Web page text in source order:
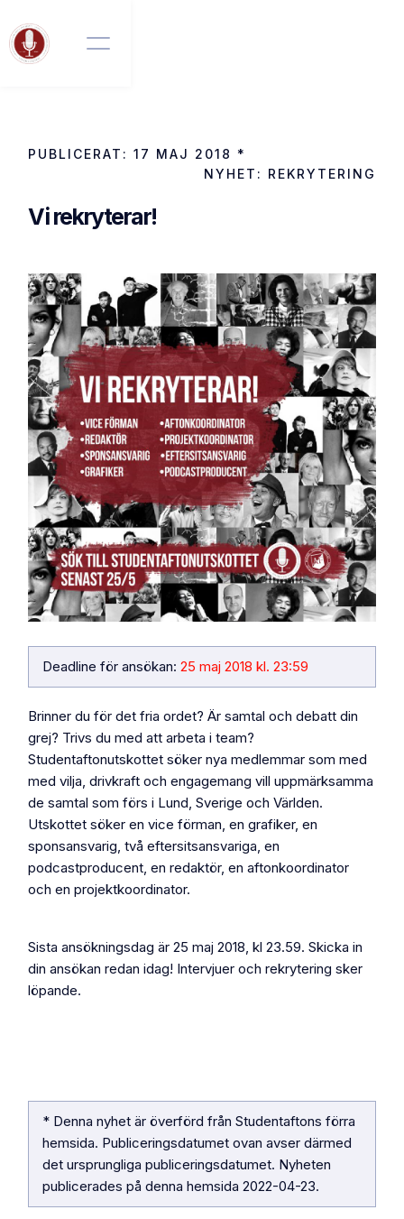
PUBLICERAT:17 MAJ 2018 *
NYHET: REKRYTERING
Vi rekryterar!
Deadline för ansökan:25 maj 2018 kl.23:59
Brinner du för det fria ordet? Är samtal och debatt din
grej? Trivs du med att arbeta i team?
Studentaftonutskottet söker nya medlemmar som med
med vilja, drivkraft och engagemang vill uppmärksamma
de samtal som förs i Lund, Sverige och Världen.
Utskottet söker en vice förman, en grafiker, en
sponsansvarig, två eftersitsansvariga, en
podcastproducent, en redaktör, en aftonkoordinator
och en projektkoordinator.
Sista ansökningsdag är 25 maj 2018, kl 23.59. Skicka in
din ansökan redan idag! Intervjuer och rekrytering sker
löpande.
* Denna nyhet är överförd från Studentaftons förra
hemsida. Publiceringsdatumet ovan avser därmed
det ursprungliga publiceringsdatumet. Nyheten
publicerades på denna hemsida2022-04-23.